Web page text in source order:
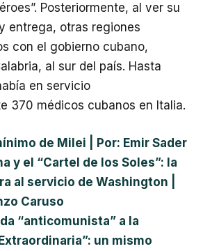
Posteriormente, al ver su
entrega, otras regiones
con el gobierno cubano,
al sur del país. Hasta
en servicio
370 médicos cubanos en Italia.
de Milei | Por: Emir Sader
y el “Cartel de los Soles”: la
al servicio de Washington |
Caruso
“anticomunista” a la
un mismo